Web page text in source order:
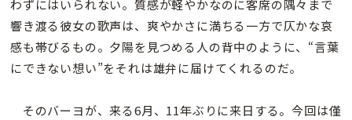
わずにはいられない。質感が軽やかなのに客席の隅々まで
響き渡る彼女の歌声は、爽やかさに満ちる一方で仄かな哀
感も帯びるもの。夕陽を見つめる人の背中のように、“言葉
にできない想い”をそれは雄弁に届けてくれるのだ。
そのバーヨが、来る6月、11年ぶりに来日する。今回は僅